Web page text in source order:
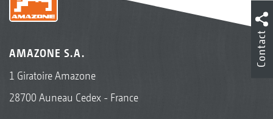
AMAZONE S.A.
1 Giratoire Amazone
28700 Auneau Cedex - France
Contact